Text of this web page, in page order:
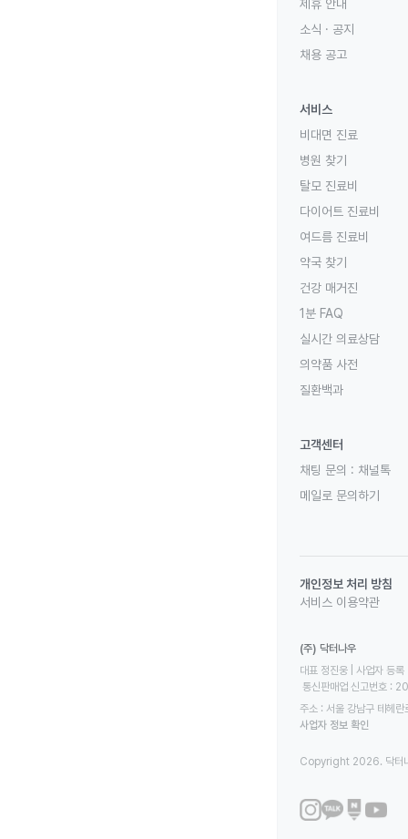
제휴 안내
소식 · 공지
채용 공고
서비스
비대면 진료
병원 찾기
탈모 진료비
다이어트 진료비
여드름 진료비
약국 찾기
건강 매거진
1분 FAQ
실시간 의료상담
의약품 사전
질환백과
고객센터
채팅 문의 : 채널톡
메일로 문의하기
개인정보 처리 방침
서비스 이용약관
(주) 닥터나우
대표 정진웅 | 사업자
통신판매업 신고번호
주소 : 서울 강남구 테헤
사업자 정보 확인
Copyright 2026. 닥터